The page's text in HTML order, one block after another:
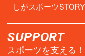
しがスポーツSTORY
SUPPORT
スポーツを支える！